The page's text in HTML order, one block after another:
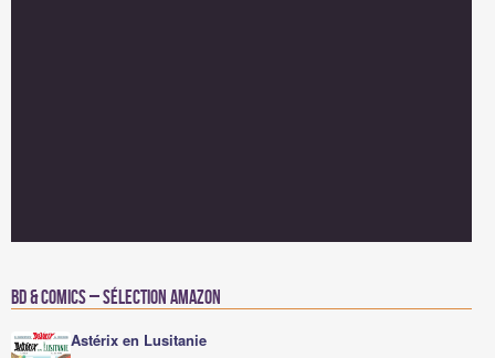
BD & Comics – Sélection Amazon
Astérix en Lusitanie